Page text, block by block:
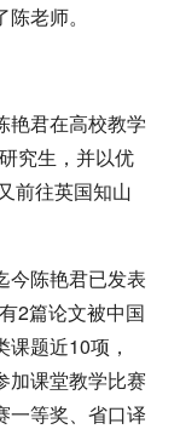
老师。
艳君在高校教学
究生，并以优
前往英国知山
今陈艳君已发表
2篇论文被中国
题近10项，
加课堂教学比赛
一等奖、省口译